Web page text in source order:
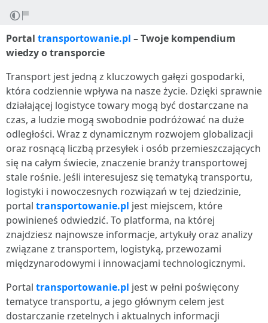
Portal transportowanie.pl – Twoje kompendium
wiedzy o transporcie
Transport jest jedną z kluczowych gałęzi gospodarki,
która codziennie wpływa na nasze życie. Dzięki sprawnie
działającej logistyce towary mogą być dostarczane na
czas, a ludzie mogą swobodnie podróżować na duże
odległości. Wraz z dynamicznym rozwojem globalizacji
oraz rosnącą liczbą przesyłek i osób przemieszczających
się na całym świecie, znaczenie branży transportowej
stale rośnie. Jeśli interesujesz się tematyką transportu,
logistyki i nowoczesnych rozwiązań w tej dziedzinie,
portal transportowanie.pl jest miejscem, które
powinieneś odwiedzić. To platforma, na której
znajdziesz najnowsze informacje, artykuły oraz analizy
związane z transportem, logistyką, przewozami
międzynarodowymi i innowacjami technologicznymi.
Portal transportowanie.pl jest w pełni poświęcony
tematyce transportu, a jego głównym celem jest
dostarczanie rzetelnych i aktualnych informacji